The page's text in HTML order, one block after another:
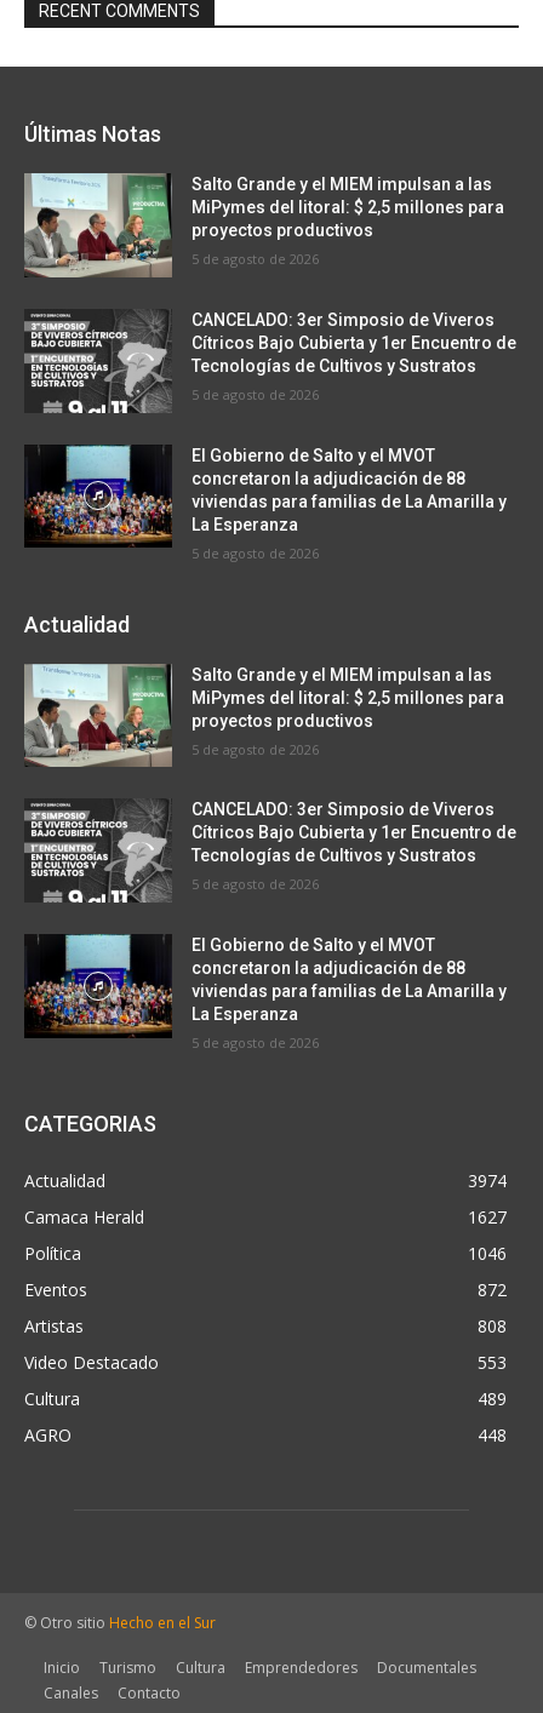
RECENT COMMENTS
Últimas Notas
Salto Grande y el MIEM impulsan a las
MiPymes del litoral: $ 2,5 millones para
proyectos productivos
5 de agosto de 2026
CANCELADO: 3er Simposio de Viveros
Cítricos Bajo Cubierta y 1er Encuentro de
Tecnologías de Cultivos y Sustratos
5 de agosto de 2026
El Gobierno de Salto y el MVOT
concretaron la adjudicación de 88
viviendas para familias de La Amarilla y
La Esperanza
5 de agosto de 2026
Actualidad
Salto Grande y el MIEM impulsan a las
MiPymes del litoral: $ 2,5 millones para
proyectos productivos
5 de agosto de 2026
CANCELADO: 3er Simposio de Viveros
Cítricos Bajo Cubierta y 1er Encuentro de
Tecnologías de Cultivos y Sustratos
5 de agosto de 2026
El Gobierno de Salto y el MVOT
concretaron la adjudicación de 88
viviendas para familias de La Amarilla y
La Esperanza
5 de agosto de 2026
CATEGORIAS
Actualidad
3974
Camaca Herald
1627
Política
1046
Eventos
872
Artistas
808
Video Destacado
553
Cultura
489
AGRO
448
© Otro sitio Hecho en el Sur
Inicio Turismo Cultura Emprendedores
Documentales
Canales
Contacto